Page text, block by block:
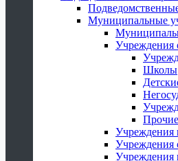
Муниципальные
Учреждения
Школы
Учреждения
Учреждения
Учреждения